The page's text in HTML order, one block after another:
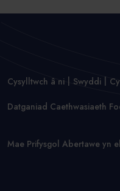
Cysylltwch â ni Swyddi
Datganiad Caethwasiaeth
Mae Prifysgol Abertawe yn